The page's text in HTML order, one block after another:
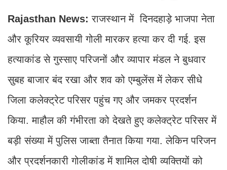
Rajasthan News: राजस्थान में दिनदहाड़े भाजपा नेता
और कूरियर व्यवसायी गोली मारकर हत्या कर दी गई. इस
हत्याकांड से गुस्साए परिजनों और व्यापार मंडल ने बुधवार
सुबह बाजार बंद रखा और शव को एम्बुलेंस में लेकर सीधे
जिला कलेक्ट्रेट परिसर पहुंच गए और जमकर प्रदर्शन
किया. माहौल की गंभीरता को देखते हुए कलेक्ट्रेट परिसर में
बड़ी संख्या में पुलिस जाब्ता तैनात किया गया. लेकिन परिजन
और प्रदर्शनकारी गोलीकांड में शामिल दोषी व्यक्तियों को